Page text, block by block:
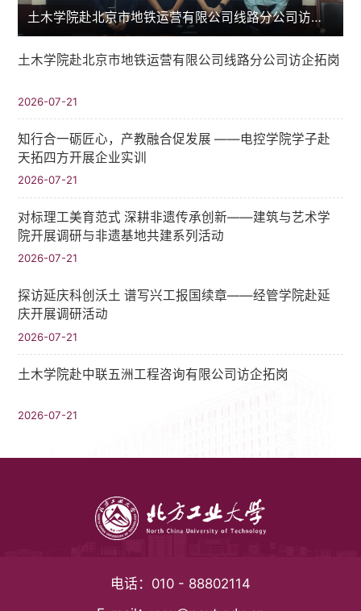
土木学院赴北京市地铁运营有限公司线路分公司访企拓岗
土木学院赴北京市地铁运营有限公司线路分公司访企拓岗
2026-07-21
知行合一砺匠心，产教融合促发展 ——电控学院学子赴
天拓四方开展企业实训
2026-07-21
对标理工美育范式 深耕非遗传承创新——建筑与艺术学
院开展调研与非遗基地共建系列活动
2026-07-21
探访延庆科创沃土 谱写兴工报国续章——经管学院赴延
庆开展调研活动
2026-07-21
土木学院赴中联五洲工程咨询有限公司访企拓岗
2026-07-21
电话： 010 - 88802114